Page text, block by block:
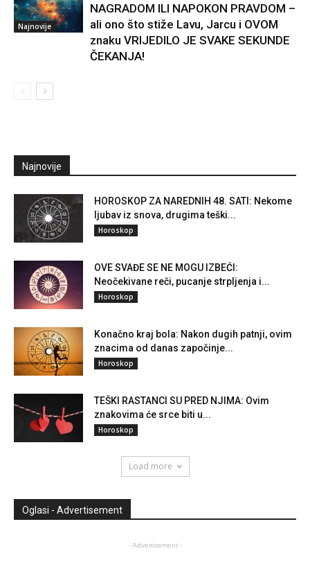
Najnovije
NAGRADOM ILI NAPOKON PRAVDOM –
ali ono što stiže Lavu, Jarcu i OVOM
znaku VRIJEDILO JE SVAKE SEKUNDE
ČEKANJA!
Najnovije
HOROSKOP ZA NAREDNIH 48. SATI: Nekome
ljubav iz snova, drugima teški...
Horoskop
OVE SVAĐE SE NE MOGU IZBEĆI:
Neočekivane reči, pucanje strpljenja i...
Horoskop
Konačno kraj bola: Nakon dugih patnji, ovim
znacima od danas započinje...
Horoskop
TEŠKI RASTANCI SU PRED NJIMA: Ovim
znakovima će srce biti u...
Horoskop
Load more
Oglasi - Advertisement
- Advertisement -